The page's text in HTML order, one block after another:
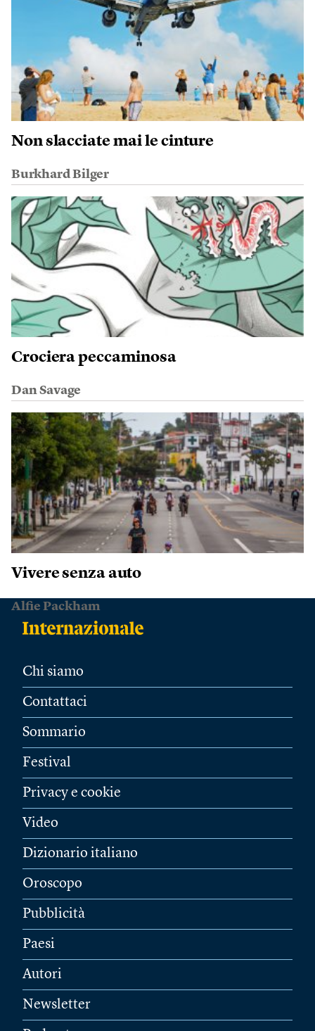
Non slacciate mai le cinture
Burkhard Bilger
Crociera peccaminosa
Dan Savage
Vivere senza auto
Alfie Packham
Chi siamo
Contattaci
Sommario
Festival
Privacy e cookie
Video
Dizionario italiano
Oroscopo
Pubblicità
Paesi
Autori
Newsletter